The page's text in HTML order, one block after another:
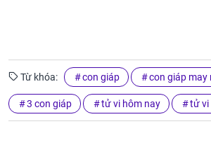
Từ khóa: con giáp con giáp may
3 con giáp tử vi hôm nay tử vi